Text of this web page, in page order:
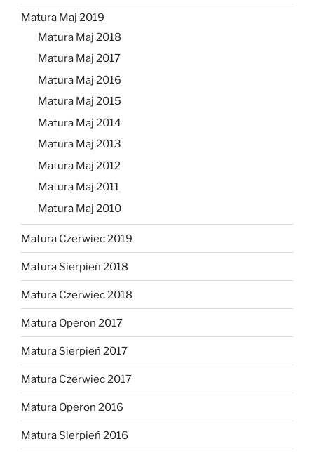
Matura Maj 2019
Matura Maj 2018
Matura Maj 2017
Matura Maj 2016
Matura Maj 2015
Matura Maj 2014
Matura Maj 2013
Matura Maj 2012
Matura Maj 2011
Matura Maj 2010
Matura Czerwiec 2019
Matura Sierpień 2018
Matura Czerwiec 2018
Matura Operon 2017
Matura Sierpień 2017
Matura Czerwiec 2017
Matura Operon 2016
Matura Sierpień 2016